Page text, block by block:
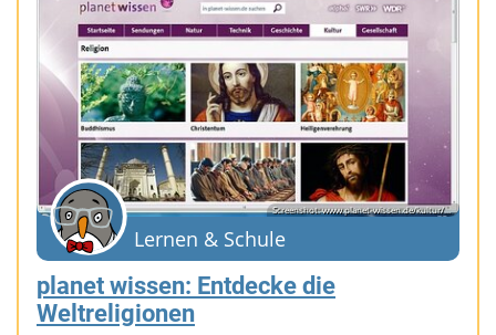
Screenshot: www.planet-wissen.de/kultur/...
Lernen & Schule
planet wissen: Entdecke die
Weltreligionen